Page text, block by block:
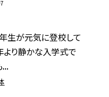
生が元気に登校して
より静かな入学式で
...